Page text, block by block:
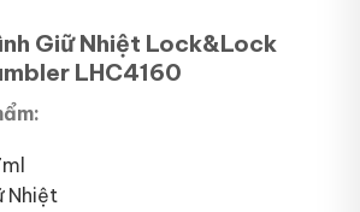
Giữ Nhiệt Lock&Lock
LHC4160
Nhiệt